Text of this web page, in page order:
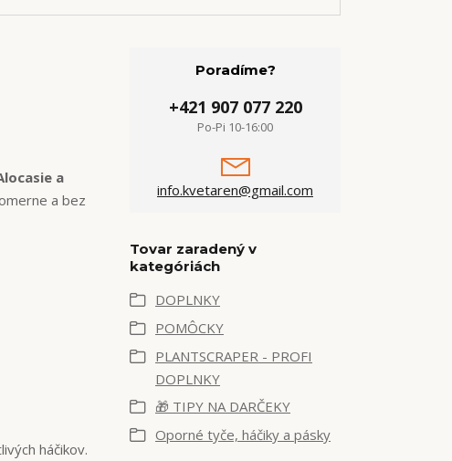
a
a bez
háčikov.
Poradíme?
+421 907 077 220
Po-Pi 10-16:00
info.kvetaren@gmail.com
Tovar zaradený v
kategóriách
DOPLNKY
POMÔCKY
PLANTSCRAPER - PROFI
DOPLNKY
🎁 TIPY NA DARČEKY
Oporné tyče, háčiky a pásky